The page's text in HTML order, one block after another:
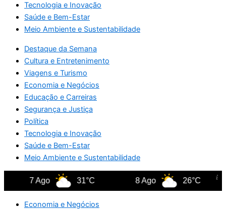
Tecnologia e Inovação
Saúde e Bem-Estar
Meio Ambiente e Sustentabilidade
Destaque da Semana
Cultura e Entretenimento
Viagens e Turismo
Economia e Negócios
Educação e Carreiras
Segurança e Justiça
Política
Tecnologia e Inovação
Saúde e Bem-Estar
Meio Ambiente e Sustentabilidade
7 Ago 31°C 8 Ago 26°C
Economia e Negócios